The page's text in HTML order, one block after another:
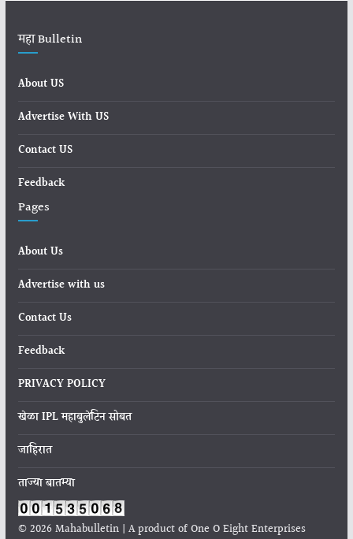
महा Bulletin
About US
Advertise With US
Contact US
Feedback
Pages
About Us
Advertise with us
Contact Us
Feedback
PRIVACY POLICY
खेळा IPL महाबुलेटिन सोबत
जाहिरात
ताज्या बातम्या
© 2026 Mahabulletin | A product of One O Eight Enterprises